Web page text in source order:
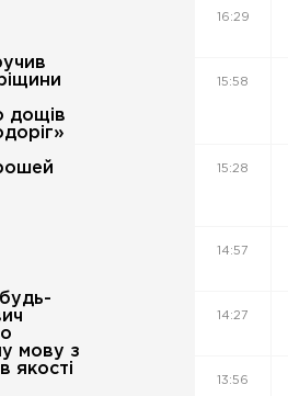
дощів
мову з
якості
16:29
15:58
15:28
14:57
14:27
13:56